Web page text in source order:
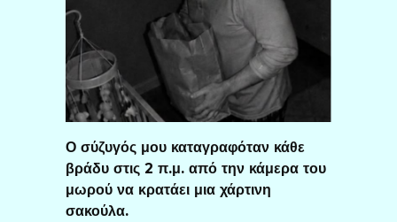
Ο σύζυγός μου καταγραφόταν κάθε
βράδυ στις 2 π.μ. από την κάμερα του
μωρού να κρατάει μια χάρτινη
σακούλα.